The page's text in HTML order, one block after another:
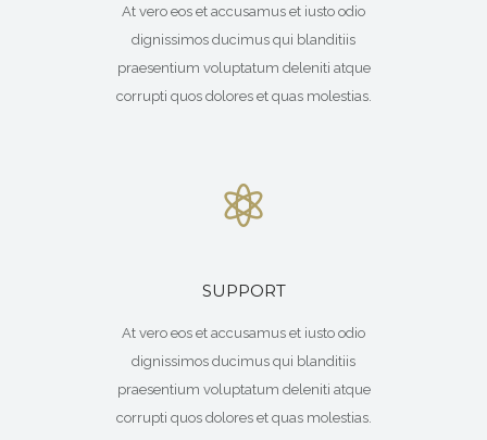
At vero eos et accusamus et iusto odio
dignissimos ducimus qui blanditiis
praesentium voluptatum deleniti atque
corrupti quos dolores et quas molestias.
SUPPORT
At vero eos et accusamus et iusto odio
dignissimos ducimus qui blanditiis
praesentium voluptatum deleniti atque
corrupti quos dolores et quas molestias.